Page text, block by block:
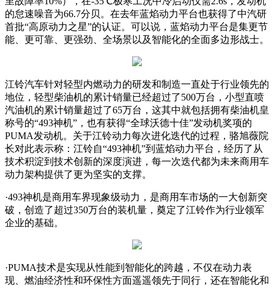
的怠速噪音为66.7分贝。在去年蓝焰动力平台也获得了中汽研
首批“高原动力之星”的认证。可以说，蓝焰动力平台是集更节
能、更可靠、更强劲、全场景以及智能化的全面多边形战士。
江铃汽车针对轻型内燃动力的研发和制造一直处于行业领先的
地位，轻型柴油机的累计销量已经超过了500万台，小型直喷
汽油机的累计销量超过了65万台，这其中就包括拥有柴油机皇
称号的“493神机”，也有获得“全球沃德十佳”发动机奖项的
PUMA发动机。关于江铃动力每次进化迭代的过程，骆旭薇院
长对此表示称：江铃自“493神机”到蓝焰动力平台，经历了从
技术积淀到技术创新的深度演进，每一次迭代都为未来商用车
动力架构提供了更为坚实的支撑。
·493神机是商用车界现象级动力，是商用车市场的一大创新突
破，创造了超过350万台的装机量，奠定了江铃作为行业领军
企业的基础。
·PUMA技术是实现从性能到智能化的跨越，不仅在动力表
现、燃油经济性和环保性方面遥遥领先于同行，还在智能化和